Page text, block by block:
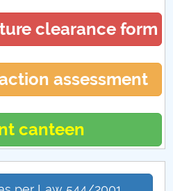
clearance form
assessment
canteen